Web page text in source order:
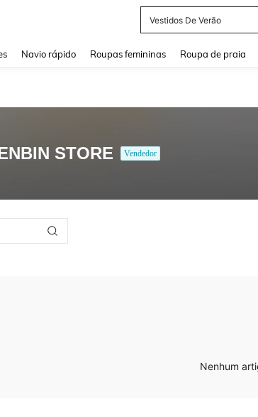
Vestidos De Verão
Navio rápido Roupas femininas Roupa de praia
STORE Vendedor
Nenhum